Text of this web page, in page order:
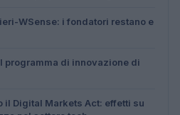
WSense: i fondatori restano e
programma di innovazione di
il Digital Markets Act: effetti su